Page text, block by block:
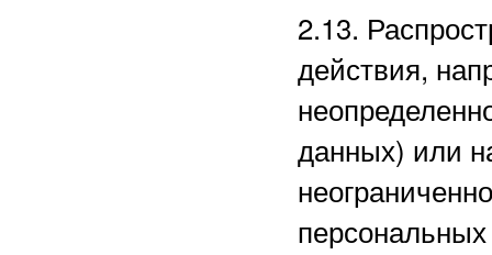
2.13.
действия,
данных) или